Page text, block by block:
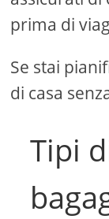
prima di
Se stai
di casa
Tipi